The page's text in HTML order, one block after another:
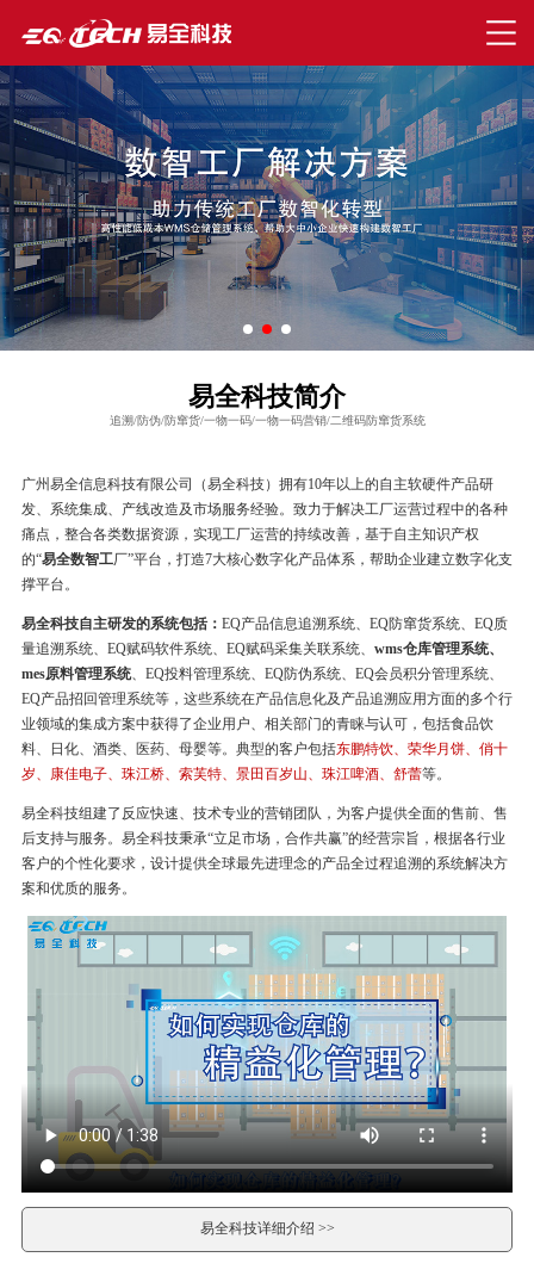
易全科技简介
追溯/防伪/防窜货/一物一码/一物一码营销/二维码防窜货系统
广州易全信息科技有限公司（易全科技）拥有10年以上的自主软硬件产品研
发、系统集成、产线改造及市场服务经验。致力于解决工厂运营过程中的各种
痛点，整合各类数据资源，实现工厂运营的持续改善，基于自主知识产权
的“易全数智工厂”平台，打造7大核心数字化产品体系，帮助企业建立数字化支
撑平台。
易全科技自主研发的系统包括： EQ产品信息追溯系统、EQ防窜货系统、EQ质
量追溯系统、EQ赋码软件系统、EQ赋码采集关联系统、 wms仓库管理系统、
mes原料管理系统、EQ投料管理系统、EQ防伪系统、EQ会员积分管理系统、
EQ产品招回管理系统等，这些系统在产品信息化及产品追溯应用方面的多个行
业领域的集成方案中获得了企业用户、相关部门的青睐与认可，包括食品饮
料、日化、酒类、医药、母婴等。典型的客户包括东鹏特饮、荣华月饼、俏十
岁、康佳电子、珠江桥、索芙特、景田百岁山、珠江啤酒、舒蕾等。
易全科技组建了反应快速、技术专业的营销团队，为客户提供全面的售前、售
后支持与服务。易全科技秉承“立足市场，合作共赢”的经营宗旨，根据各行业
客户的个性化要求，设计提供全球最先进理念的产品全过程追溯的系统解决方
案和优质的服务。
易全科技详细介绍 >>